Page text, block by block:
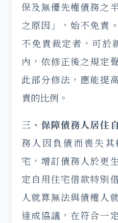
保及無優先權債務之
之原因」，始不免責
不免責裁定者，可於
內，依修正後之規定
此部分修法，應能提
責的比例。
三、保障債務人居住
務人因負債而喪失
宅，增訂債務人於更
定自用住宅借款特別
人就算無法與債權人
達成協議，在符合一